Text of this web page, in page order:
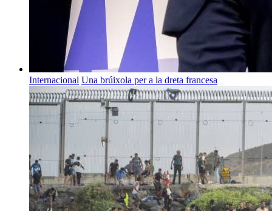
Internacional Una brúixola per a la dreta francesa